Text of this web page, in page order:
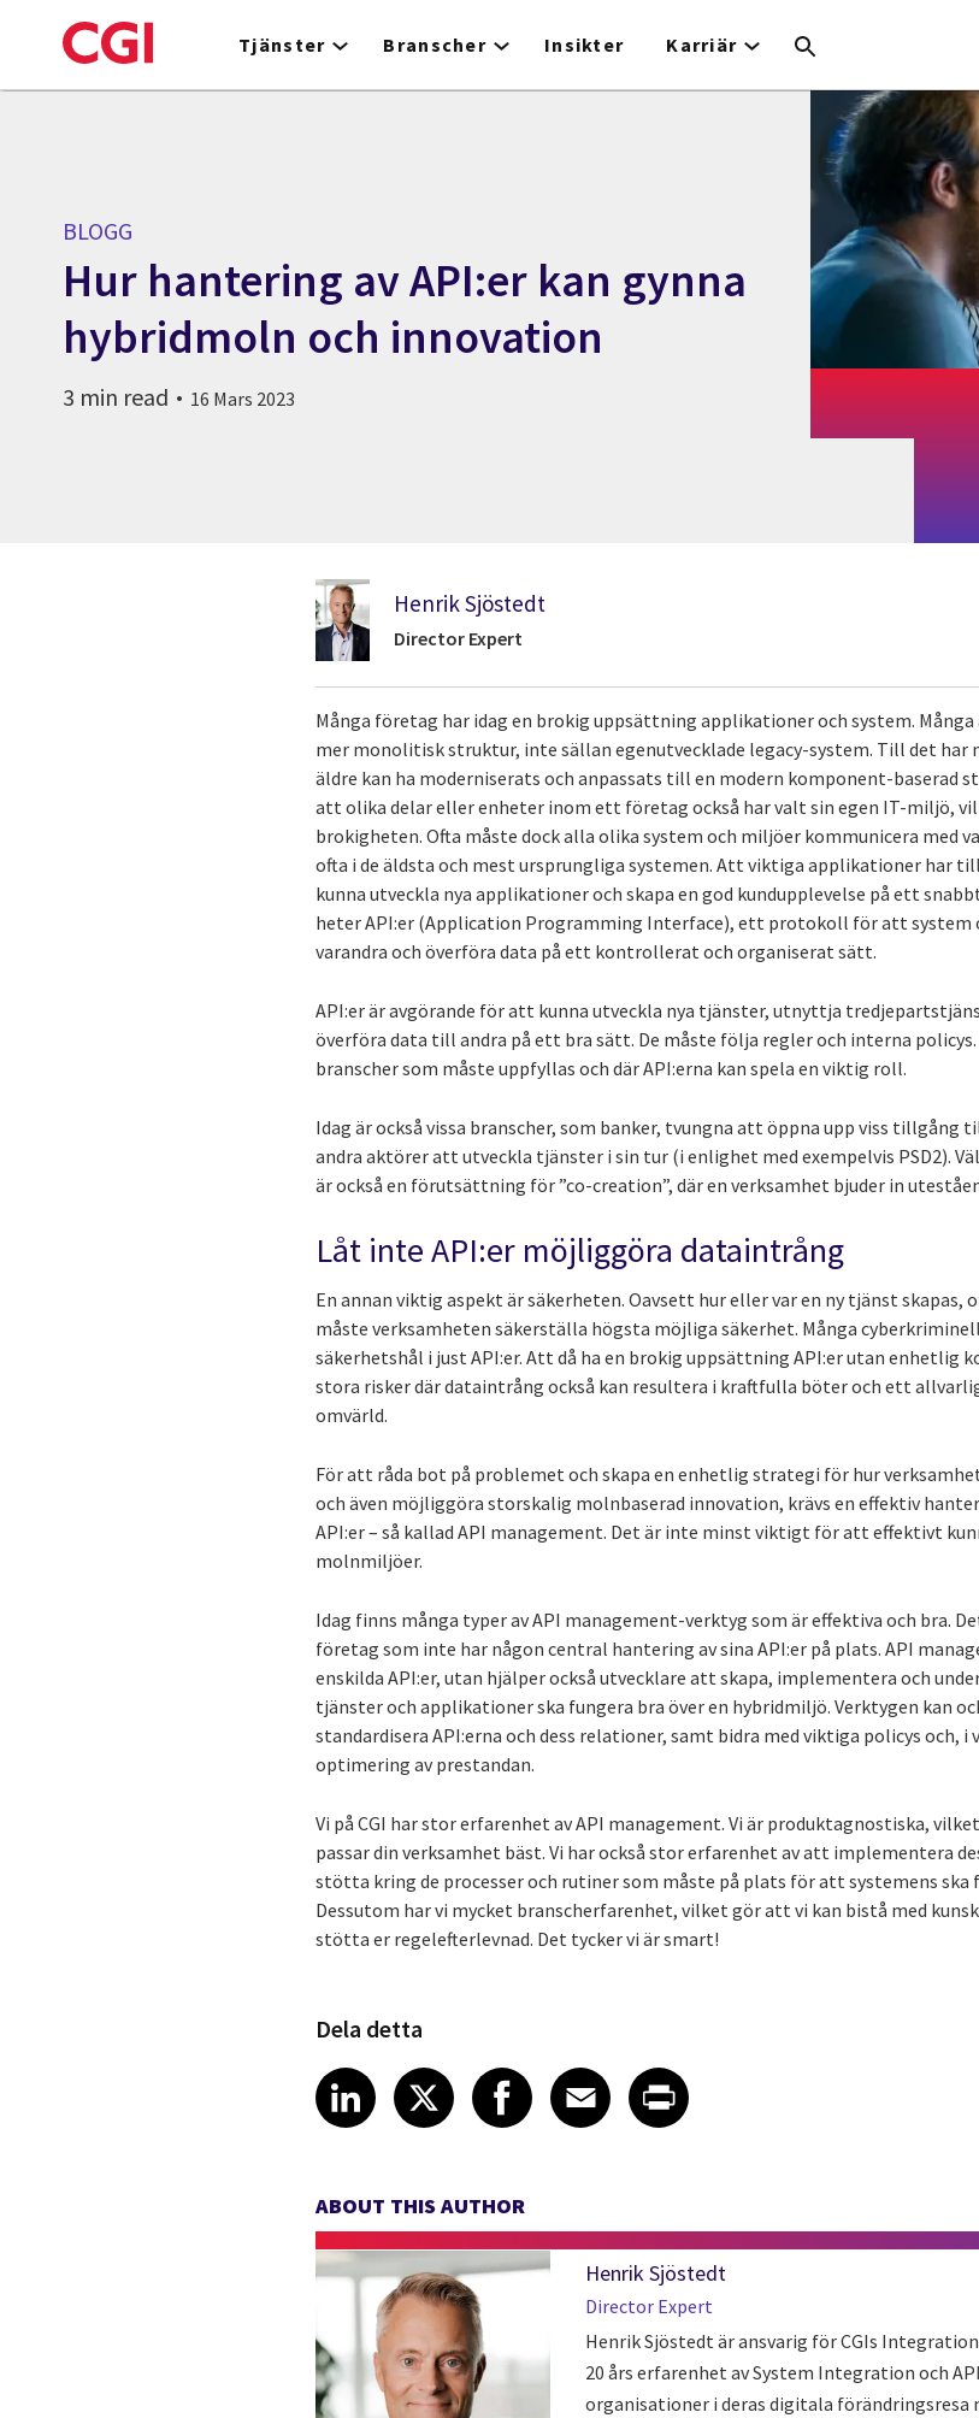
to
Tjänster Branscher Insikter Karriär
BLOGG
Hur hantering av API:er kan gynna
hybridmoln och innovation
3 min read 16 Mars 2023
Henrik Sjöstedt
Director Expert
Många företag har idag en brokig uppsättning applikationer och system. Många
mer monolitisk struktur, inte sällan egenutvecklade legacy-system. Till det har
äldre kan ha moderniserats och anpassats till en modern komponent-baserad
att olika delar eller enheter inom ett företag också har valt sin egen IT-miljö,
brokigheten. Ofta måste dock alla olika system och miljöer kommunicera med
ofta i de äldsta och mest ursprungliga systemen. Att viktiga applikationer har
kunna utveckla nya applikationer och skapa en god kundupplevelse på ett
heter API:er (Application Programming Interface), ett protokoll för att system
varandra och överföra data på ett kontrollerat och organiserat sätt.
API:er är avgörande för att kunna utveckla nya tjänster, utnyttja
överföra data till andra på ett bra sätt. De måste följa regler och interna
branscher som måste uppfyllas och där API:erna kan spela en viktig roll.
Idag är också vissa branscher, som banker, tvungna att öppna upp viss
andra aktörer att utveckla tjänster i sin tur (i enlighet med exempelvis PSD2).
är också en förutsättning för ”co-creation”, där en verksamhet bjuder in
Låt inte API:er möjliggöra dataintrång
En annan viktig aspekt är säkerheten. Oavsett hur eller var en ny tjänst
måste verksamheten säkerställa högsta möjliga säkerhet. Många
säkerhetshål i just API:er. Att då ha en brokig uppsättning API:er utan
stora risker där dataintrång också kan resultera i kraftfulla böter och ett
omvärld.
För att råda bot på problemet och skapa en enhetlig strategi för hur
och även möjliggöra storskalig molnbaserad innovation, krävs en effektiv
API:er – så kallad API management. Det är inte minst viktigt för att effektivt
molnmiljöer.
Idag finns många typer av API management-verktyg som är effektiva och bra.
företag som inte har någon central hantering av sina API:er på plats. API
enskilda API:er, utan hjälper också utvecklare att skapa, implementera och
tjänster och applikationer ska fungera bra över en hybridmiljö. Verktygen kan
standardisera API:erna och dess relationer, samt bidra med viktiga policys och,
optimering av prestandan.
Vi på CGI har stor erfarenhet av API management. Vi är produktagnostiska,
passar din verksamhet bäst. Vi har också stor erfarenhet av att implementera
stötta kring de processer och rutiner som måste på plats för att systemens ska
Dessutom har vi mycket branscherfarenhet, vilket gör att vi kan bistå med
stötta er regelefterlevnad. Det tycker vi är smart!
Dela detta
Share article on LinkedIn
LinkedIn
Share article on X
XShare article on Facebook
Facebook
Share article on Email
Email
Share article on Print
ABOUT THIS AUTHOR
Henrik Sjöstedt
Director Expert
Henrik Sjöstedt är ansvarig för CGIs
20 års erfarenhet av System Integration och
organisationer i deras digitala